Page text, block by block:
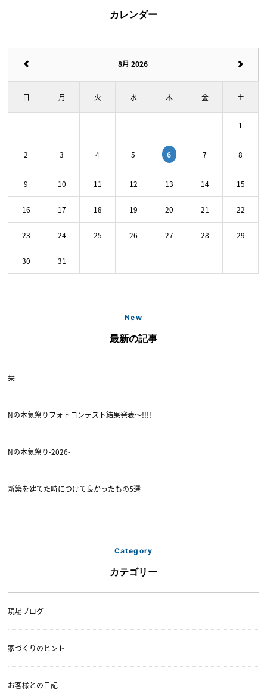
カレンダー
8月 2026
日 月 火 水 木 金 土
1
2 3 4 5 6 7 8
9 10 11 12 13 14 15
16 17 18 19 20 21 22
23 24 25 26 27 28 29
30 31
New
最新の記事
栞
Nの本気祭りフォトコンテスト結果発表〜!!!!
Nの本気祭り-2026-
新築を建てた時につけて良かったもの5選
Category
カテゴリー
現場ブログ
家づくりのヒント
お客様との日記